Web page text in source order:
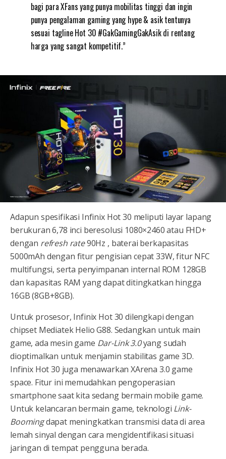
bagi para XFans yang punya mobilitas tinggi dan ingin
punya pengalaman gaming yang hype & asik tentunya
sesuai tagline Hot 30 #GakGamingGakAsik di rentang
harga yang sangat kompetitif.”
Adapun spesifikasi Infinix Hot 30 meliputi layar lapang
berukuran 6,78 inci beresolusi 1080×2460 atau FHD+
dengan refresh rate90Hz , baterai berkapasitas
5000mAh dengan fitur pengisian cepat 33W, fitur NFC
multifungsi, serta penyimpanan internal ROM 128GB
dan kapasitas RAM yang dapat ditingkatkan hingga
16GB (8GB+8GB).
Untuk prosesor, Infinix Hot 30 dilengkapi dengan
chipset Mediatek Helio G88. Sedangkan untuk main
game, ada mesin game Dar-Link 3.0yang sudah
dioptimalkan untuk menjamin stabilitas game 3D.
Infinix Hot 30 juga menawarkan XArena 3.0 game
space. Fitur ini memudahkan pengoperasian
smartphone saat kita sedang bermain mobile game.
Untuk kelancaran bermain game, teknologi Link-
Boomingdapat meningkatkan transmisi data di area
lemah sinyal dengan cara mengidentifikasi situasi
jaringan di tempat pengguna berada.